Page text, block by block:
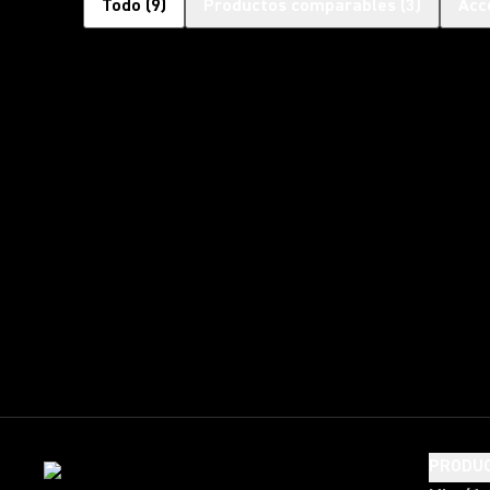
Todo (9)